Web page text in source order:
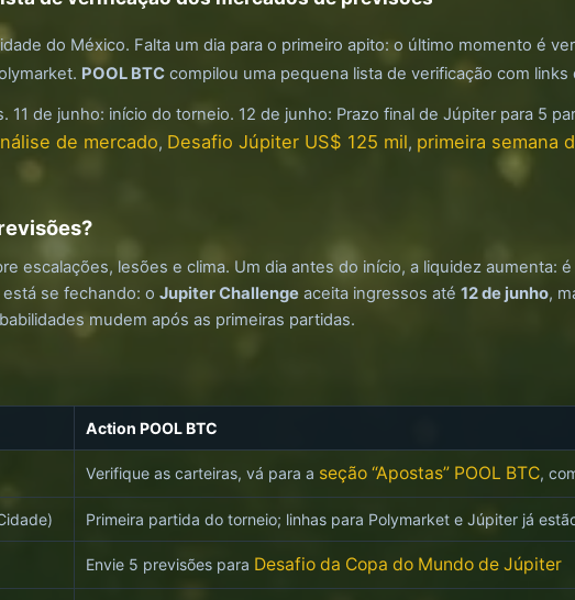
do México. Falta um dia para o primeiro apito: o último momento é
POOL BTC compilou uma pequena lista de verificação com links
11 de junho: início do torneio. 12 de junho: Prazo final de Júpiter para 5
de mercado, Desafio Júpiter US$ 125 mil, primeira semana
escalações, lesões e clima. Um dia antes do início, a liquidez aumenta:
se fechando: o Jupiter Challenge aceita ingressos até 12 de junho,
mudem após as primeiras partidas.
Action POOL BTC
Verifique as carteiras, vá para a seção “Apostas” POOL BTC,
Primeira partida do torneio; linhas para Polymarket e Júpiter já
Envie 5 previsões para Desafio da Copa do Mundo de Júpiter